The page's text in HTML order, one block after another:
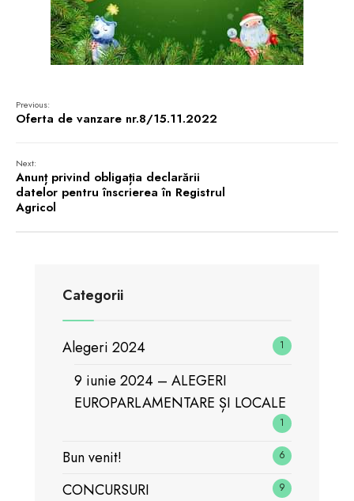
Previous:
Oferta de vanzare nr.8/15.11.2022
Next:
Anunț privind obligația declarării
datelor pentru înscrierea în Registrul
Agricol
Categorii
Alegeri 2024 1
9 iunie 2024 – ALEGERI
EUROPARLAMENTARE ȘI LOCALE
1
Bun venit! 6
CONCURSURI 9